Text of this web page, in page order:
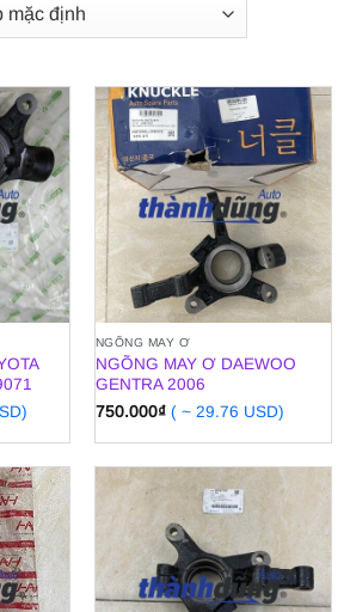
NGÕNG MAY Ơ
NGÕNG MAY Ơ DAEWOO
GENTRA 2006
750.000₫ ( ~ 29.76 USD)